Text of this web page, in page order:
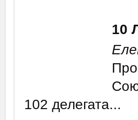
10
102 делегата...